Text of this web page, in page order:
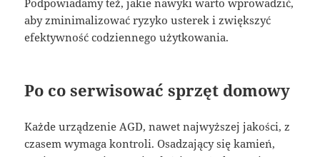
Podpowiadamy też, jakie nawyki warto wprowadzić,
aby zminimalizować ryzyko usterek i zwiększyć
efektywność codziennego użytkowania.
Po co serwisować sprzęt domowy
Każde urządzenie AGD, nawet najwyższej jakości, z
czasem wymaga kontroli. Osadzający się kamień,